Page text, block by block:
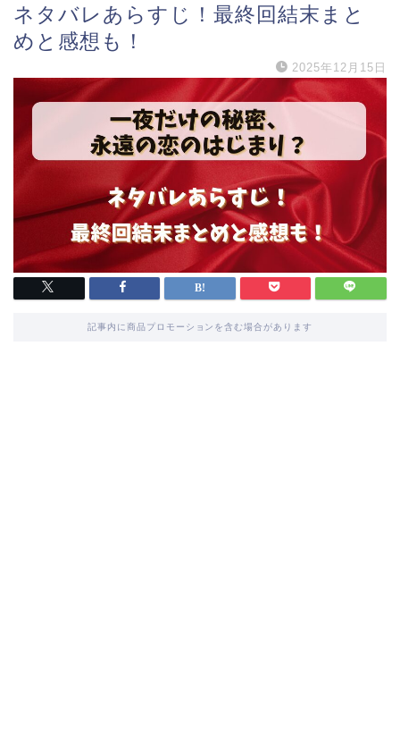
ネタバレあらすじ！最終回結末まと
めと感想も！
2025年12月15日
記事内に商品プロモーションを含む場合があります